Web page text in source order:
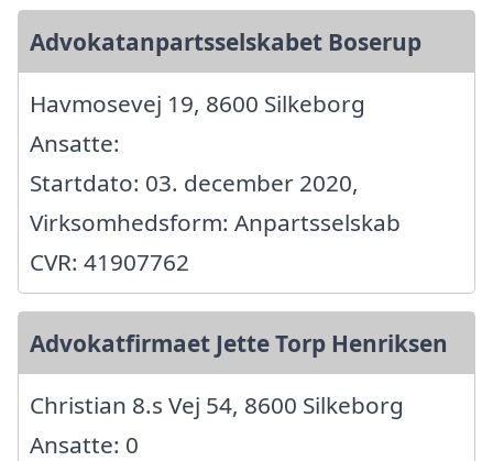
Advokatanpartsselskabet Boserup
Havmosevej 19, 8600 Silkeborg
Ansatte:
Startdato: 03. december 2020,
Virksomhedsform: Anpartsselskab
CVR: 41907762
Advokatfirmaet Jette Torp Henriksen
Christian 8.s Vej 54, 8600 Silkeborg
Ansatte: 0